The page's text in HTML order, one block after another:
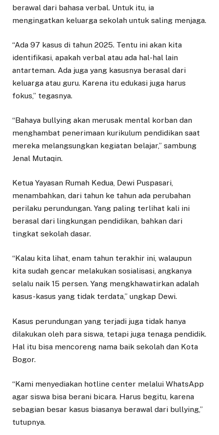
berawal dari bahasa verbal. Untuk itu, ia
mengingatkan keluarga sekolah untuk saling menjaga.
“Ada 97 kasus di tahun 2025. Tentu ini akan kita
identifikasi, apakah verbal atau ada hal-hal lain
antarteman. Ada juga yang kasusnya berasal dari
keluarga atau guru. Karena itu edukasi juga harus
fokus,” tegasnya.
“Bahaya bullying akan merusak mental korban dan
menghambat penerimaan kurikulum pendidikan saat
mereka melangsungkan kegiatan belajar,” sambung
Jenal Mutaqin.
Ketua Yayasan Rumah Kedua, Dewi Puspasari,
menambahkan, dari tahun ke tahun ada perubahan
perilaku perundungan. Yang paling terlihat kali ini
berasal dari lingkungan pendidikan, bahkan dari
tingkat sekolah dasar.
“Kalau kita lihat, enam tahun terakhir ini, walaupun
kita sudah gencar melakukan sosialisasi, angkanya
selalu naik 15 persen. Yang mengkhawatirkan adalah
kasus-kasus yang tidak terdata,” ungkap Dewi.
Kasus perundungan yang terjadi juga tidak hanya
dilakukan oleh para siswa, tetapi juga tenaga pendidik.
Hal itu bisa mencoreng nama baik sekolah dan Kota
Bogor.
“Kami menyediakan hotline center melalui WhatsApp
agar siswa bisa berani bicara. Harus begitu, karena
sebagian besar kasus biasanya berawal dari bullying,”
tutupnya.